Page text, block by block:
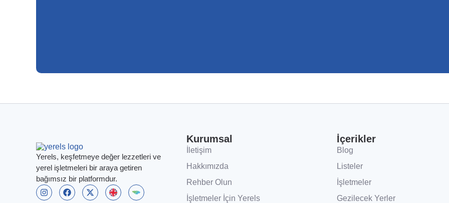
Yerels, keşfetmeye değer lezzetleri ve
yerel işletmeleri bir araya getiren
bağımsız bir platformdur.
Kurumsal
İletişim
Hakkımızda
Rehber Olun
İşletmeler İçin Yerels
İçerikler
Blog
Listeler
İşletmeler
Gezilecek Yerler